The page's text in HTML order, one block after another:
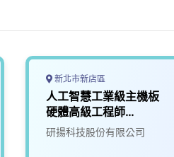
新北市新店區
人工智慧工業級主機板
硬體高級工程師
(NVPD)
研揚科技股份有限公司